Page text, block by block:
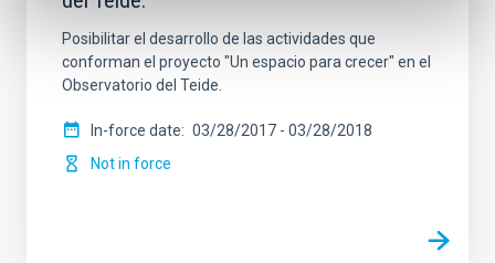
Posibilitar el desarrollo de las actividades que
conforman el proyecto "Un espacio para crecer" en el
Observatorio del Teide.
In-force date 03/28/2017 - 03/28/2018
Not in force